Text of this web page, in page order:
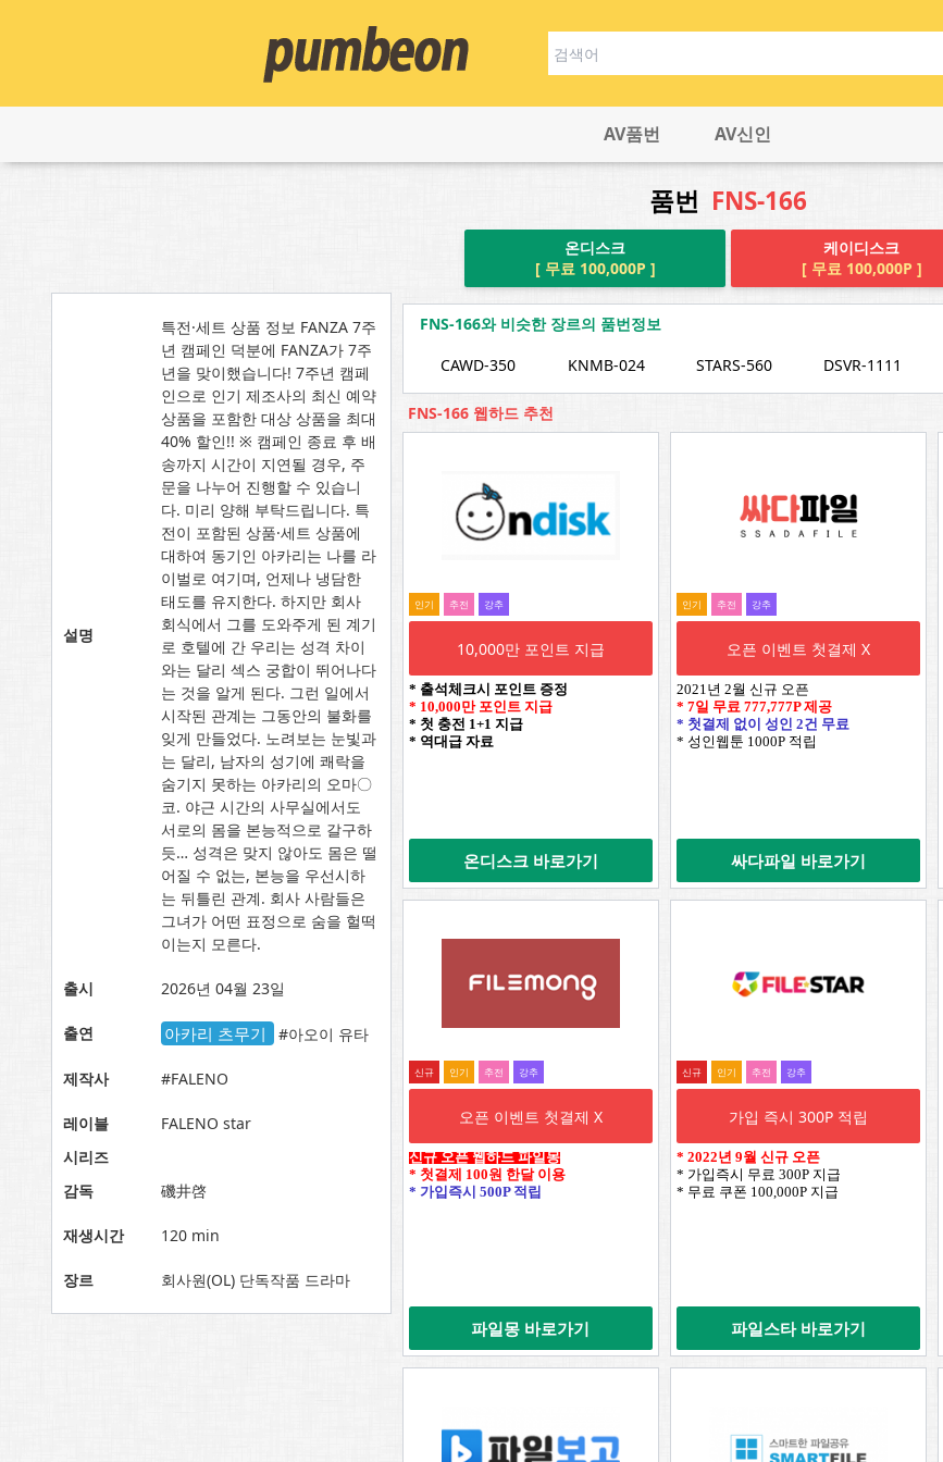
AV품번 AV신인
품번 FNS-166
온디스크
[ 무료 100,000P ]
케이디스크
[ 무료 100,000P ]
설명
특전·세트 상품 정보 FANZA 7주
년 캠페인 덕분에 FANZA가 7주
년을 맞이했습니다! 7주년 캠페
인으로 인기 제조사의 최신 예약
상품을 포함한 대상 상품을 최대
40% 할인!! ※ 캠페인 종료 후 배
송까지 시간이 지연될 경우, 주
문을 나누어 진행할 수 있습니
다. 미리 양해 부탁드립니다. 특
전이 포함된 상품·세트 상품에
대하여 동기인 아카리는 나를 라
이벌로 여기며, 언제나 냉담한
태도를 유지한다. 하지만 회사
회식에서 그를 도와주게 된 계기
로 호텔에 간 우리는 성격 차이
와는 달리 섹스 궁합이 뛰어나다
는 것을 알게 된다. 그런 일에서
시작된 관계는 그동안의 불화를
잊게 만들었다. 노려보는 눈빛과
는 달리, 남자의 성기에 쾌락을
숨기지 못하는 아카리의 오마〇
코. 야근 시간의 사무실에서도
서로의 몸을 본능적으로 갈구하
듯… 성격은 맞지 않아도 몸은 떨
어질 수 없는, 본능을 우선시하
는 뒤틀린 관계. 회사 사람들은
그녀가 어떤 표정으로 숨을 헐떡
이는지 모른다.
출시 2026년 04월 23일
출연 아카리 츠무기 #아오이 유타
제작사 #FALENO
레이블
FALENO star
시리즈
감독
磯井啓
재생시간 120 min
장르 회사원(OL) 단독작품 드라마
FNS-166와 비슷한 장르의 품번정보
CAWD-350
KNMB-024 STARS-560 DSVR-1111
FNS-166 웹하드 추천
인기 추전 강추
10,000만 포인트 지급
* 출석체크시 포인트 증정
* 10,000만 포인트 지급
* 첫 충전 1+1 지급
* 역대급 자료
온디스크 바로가기
인기 추전 강추
오픈 이벤트 첫결제 X
2021년 2월 신규 오픈
* 7일 무료 777,777P제공
* 첫결제 없이 성인 2건 무료
* 성인웹툰 1000P 적립
싸다파일 바로가기
신규 인기 추전 강추
오픈 이벤트 첫결제 X
신규 오픈 웹하드 파일몽
* 첫결제 100원 한달 이용
* 가입즉시 500P 적립
파일몽 바로가기
신규 인기 추전 강추
가입 즉시 300P 적립
* 2022년 9월 신규 오픈
* 가입즉시 무료 300P 지급
* 무료 쿠폰 100,000P 지급
파일스타 바로가기